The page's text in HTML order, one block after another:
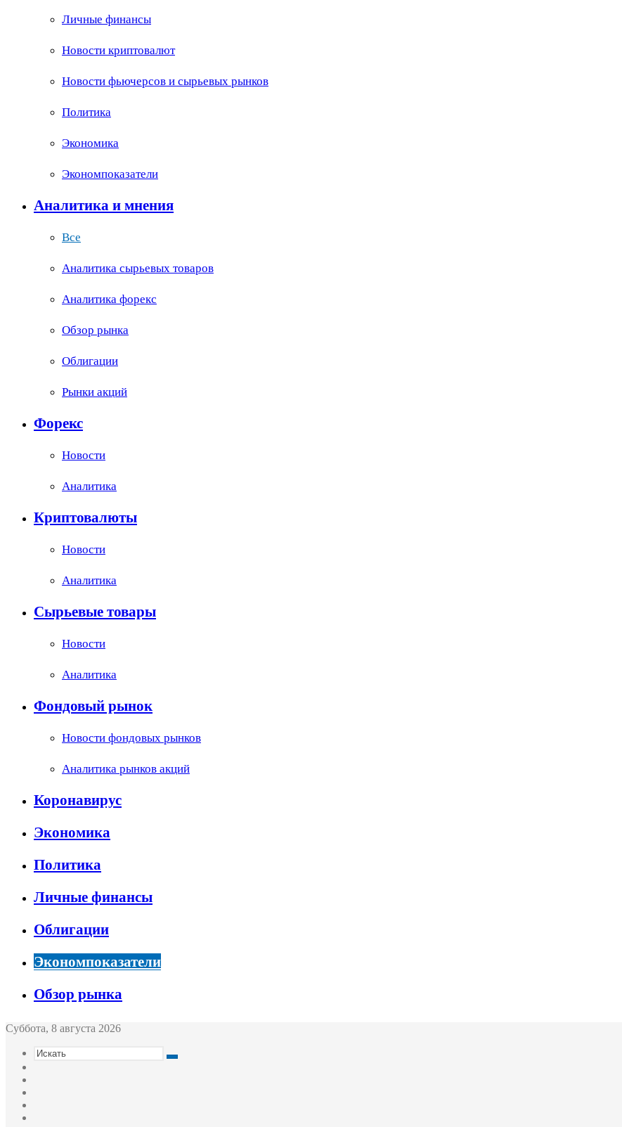
Личные финансы
Новости криптовалют
Новости фьючерсов и сырьевых рынков
Политика
Экономика
Экономпоказатели
Аналитика и мнения
Все
Аналитика сырьевых товаров
Аналитика форекс
Обзор рынка
Облигации
Рынки акций
Форекс
Новости
Аналитика
Криптовалюты
Новости
Аналитика
Сырьевые товары
Новости
Аналитика
Фондовый рынок
Новости фондовых рынков
Аналитика рынков акций
Коронавирус
Экономика
Политика
Личные финансы
Облигации
Экономпоказатели
Обзор рынка
Суббота, 8 августа 2026
Искать